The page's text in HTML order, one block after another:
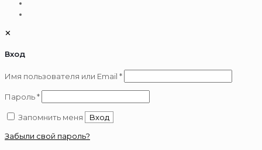
✕
Вход
Имя пользователя или Email *Обязательно
Пароль*Обязательно
Запомнить меня
Вход
Забыли свой пароль?